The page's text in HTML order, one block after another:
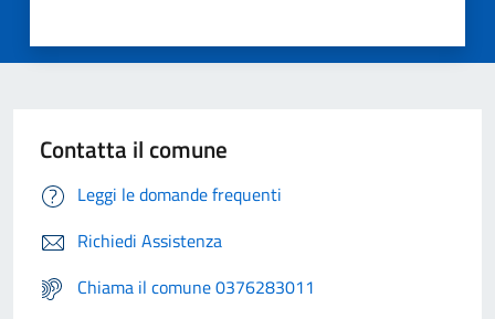
Contatta il comune
Leggi le domande frequenti
Richiedi Assistenza
Chiama il comune 0376283011